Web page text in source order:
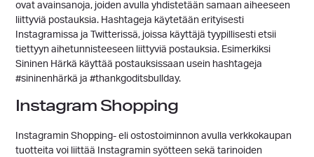
ovat avainsanoja, joiden avulla yhdistetään samaan aiheeseen
liittyviä postauksia. Hashtageja käytetään erityisesti
Instagramissa ja Twitterissä, joissa käyttäjä tyypillisesti etsii
tiettyyn aihetunnisteeseen liittyviä postauksia. Esimerkiksi
Sininen Härkä käyttää postauksissaan usein hashtageja
#sininenhärkä ja #thankgoditsbullday.
Instagram Shopping
Instagramin Shopping- eli ostostoiminnon avulla verkkokaupan
tuotteita voi liittää Instagramin syötteen sekä tarinoiden